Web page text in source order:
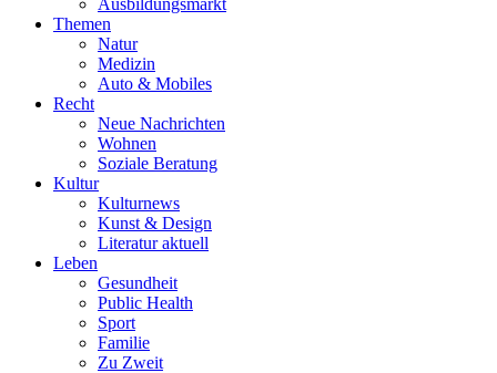
Themen
Natur
Medizin
Auto & Mobiles
Recht
Neue Nachrichten
Wohnen
Soziale Beratung
Kultur
Kulturnews
Kunst & Design
Literatur aktuell
Leben
Gesundheit
Public Health
Sport
Familie
Zu Zweit